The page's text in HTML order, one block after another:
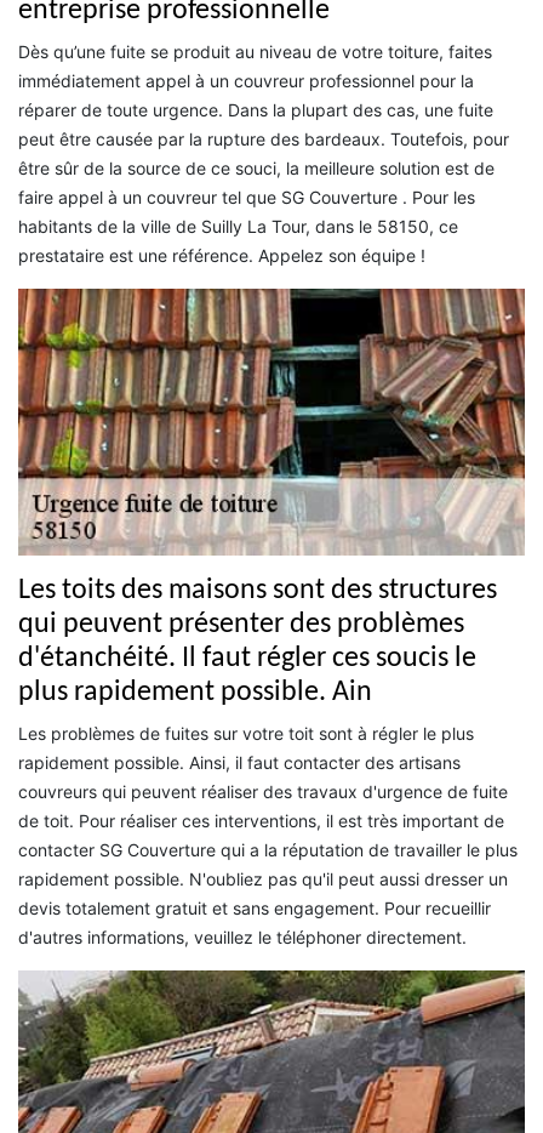
entreprise professionnelle
Dès qu’une fuite se produit au niveau de votre toiture, faites
immédiatement appel à un couvreur professionnel pour la
réparer de toute urgence. Dans la plupart des cas, une fuite
peut être causée par la rupture des bardeaux. Toutefois, pour
être sûr de la source de ce souci, la meilleure solution est de
faire appel à un couvreur tel que SG Couverture . Pour les
habitants de la ville de Suilly La Tour, dans le 58150, ce
prestataire est une référence. Appelez son équipe !
Les toits des maisons sont des structures
qui peuvent présenter des problèmes
d'étanchéité. Il faut régler ces soucis le
plus rapidement possible. Ain
Les problèmes de fuites sur votre toit sont à régler le plus
rapidement possible. Ainsi, il faut contacter des artisans
couvreurs qui peuvent réaliser des travaux d'urgence de fuite
de toit. Pour réaliser ces interventions, il est très important de
contacter SG Couverture qui a la réputation de travailler le plus
rapidement possible. N'oubliez pas qu'il peut aussi dresser un
devis totalement gratuit et sans engagement. Pour recueillir
d'autres informations, veuillez le téléphoner directement.